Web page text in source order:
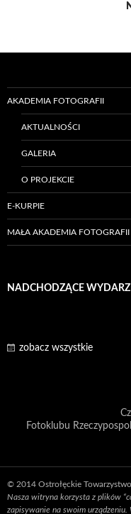
AKADEMIA FOTOGRAFII
AKTUALNOŚCI
GALERIA
O PROJEKCIE
E-KURPIE
MAŁA AKADEMIA FOTOGRAFII
NADCHODZĄCE
zobacz wszystkie
Fotoklubu
© 2014 Ostrołęckie
Nasza witryna korzysta z plików
zapisywanie na swoim urządzeniu.